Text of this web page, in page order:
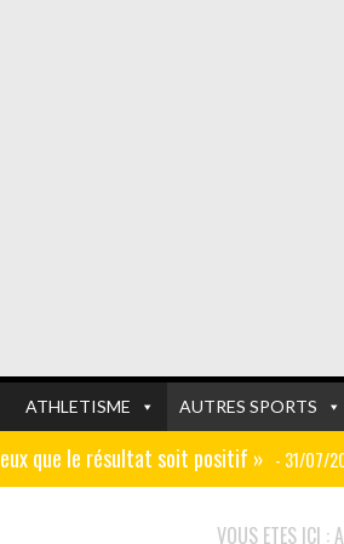
ATHLETISME AUTRES SPORTS
que le résultat soit positif » - 31/07/
dans les centres de formation est
VOUS ETES ICI :